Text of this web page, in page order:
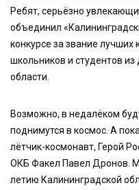
Ребят, серьёзно
объединил
конкурсе за звание лучших
школьников и студентов
области.
Возможно, в недалёком
поднимутся в космос. А
лётчик-космонавт, Герой
ОКБ Факел Павел Дронов.
летию Калининградской